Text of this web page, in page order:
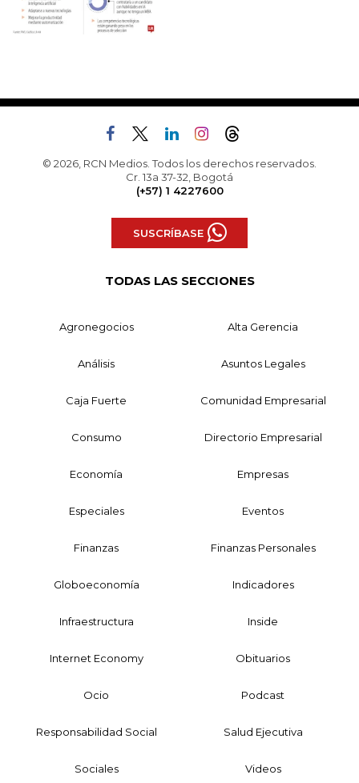
© 2026, RCN Medios. Todos los derechos reservados.
Cr. 13a 37-32, Bogotá
(+57) 1 4227600
SUSCRÍBASE
TODAS LAS SECCIONES
Agronegocios Alta Gerencia
Análisis Asuntos Legales
Caja Fuerte Comunidad Empresarial
Consumo Directorio Empresarial
Economía Empresas
Especiales Eventos
Finanzas Finanzas Personales
Globoeconomía Indicadores
Infraestructura Inside
Internet Economy Obituarios
Ocio Podcast
Responsabilidad Social Salud Ejecutiva
Sociales Videos